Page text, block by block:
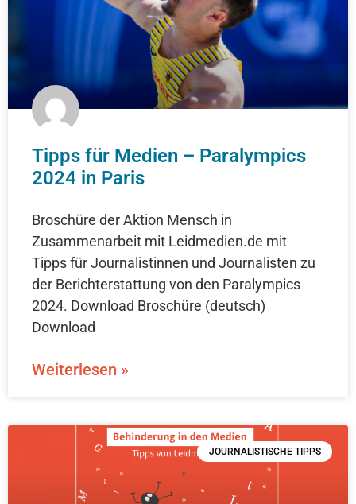
Tipps für Medien – Paralympics
2024 in Paris
Broschüre der Aktion Mensch in
Zusammenarbeit mit Leidmedien.de mit
Tipps für Journalistinnen und Journalisten zu
der Berichterstattung von den Paralympics
2024. Download Broschüre (deutsch)
Download
Weiterlesen »
JOURNALISTISCHE TIPPS